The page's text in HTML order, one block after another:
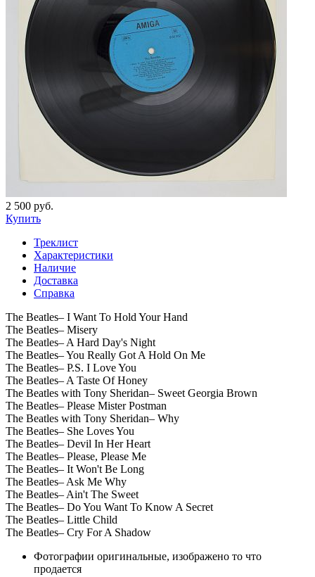
2 500 руб.
Купить
Треклист
Характеристики
Наличие
Доставка
Справка
The Beatles– I Want To Hold Your Hand
The Beatles– Misery
The Beatles– A Hard Day's Night
The Beatles– You Really Got A Hold On Me
The Beatles– P.S. I Love You
The Beatles– A Taste Of Honey
The Beatles with Tony Sheridan– Sweet Georgia Brown
The Beatles– Please Mister Postman
The Beatles with Tony Sheridan– Why
The Beatles– She Loves You
The Beatles– Devil In Her Heart
The Beatles– Please, Please Me
The Beatles– It Won't Be Long
The Beatles– Ask Me Why
The Beatles– Ain't The Sweet
The Beatles– Do You Want To Know A Secret
The Beatles– Little Child
The Beatles– Cry For A Shadow
Фотографии оригинальные, изображено то что
продается